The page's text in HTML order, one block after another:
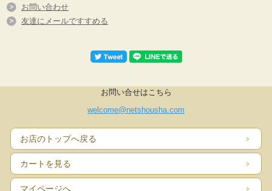
お問い合わせ
友達にメールですすめる
お問い合せはこちら
welcome@netshousha.com
お店のトップへ戻る
カートを見る
マイページへ